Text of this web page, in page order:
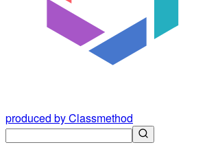
produced by Classmethod